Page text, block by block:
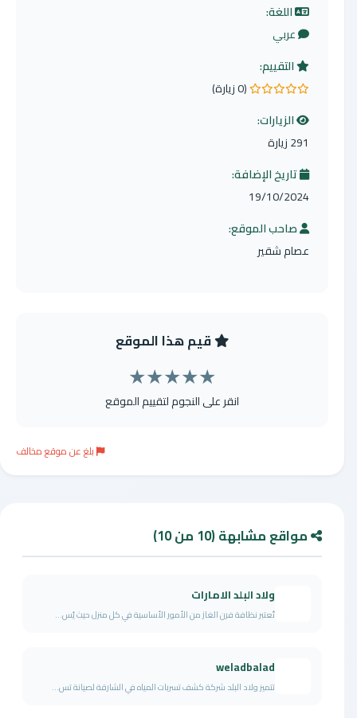
اللغة:
عربي
التقييم:
0.0 من 5 نجوم
(0 زيارة)
الزيارات:
291 زيارة
تاريخ الإضافة:
19/10/2024
صاحب الموقع:
عصام شقير
قيم هذا الموقع
★
★
★
★
★
انقر على النجوم لتقييم الموقع
بلغ عن موقع مخالف
مواقع مشابهة (10 من 10)
ولاد البلد الامارات
تُعتبر نظافة فرن الغاز من الأمور الأساسية في كل منزل حيث يُس...
weladbalad
تتميز ولاد البلد شركة كشف تسربات المياه في الشارقة لصيانة تس...